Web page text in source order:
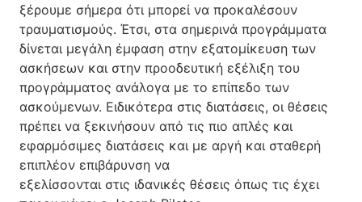
ξέρουμε σήμερα ότι μπορεί να προκαλέσουν
τραυματισμούς. Έτσι, στα σημερινά προγράμματα
δίνεται μεγάλη έμφαση στην εξατομίκευση των
ασκήσεων και στην προοδευτική εξέλιξη του
προγράμματος ανάλογα με το επίπεδο των
ασκούμενων. Ειδικότερα στις διατάσεις, οι θέσεις
πρέπει να ξεκινήσουν από τις πιο απλές και
εφαρμόσιμες διατάσεις και με αργή και σταθερή
επιπλέον επιβάρυνση να
εξελίσσονται στις ιδανικές θέσεις όπως τις έχει